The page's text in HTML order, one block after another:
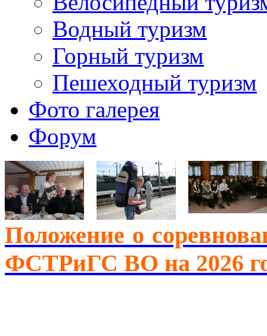
Водный туризм
Горный туризм
Пешеходный туризм
Фото галерея
Форум
Положение о
ФСТРиГС ВО на 2026